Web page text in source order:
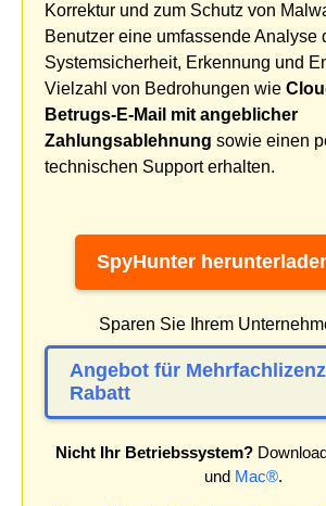
Korrektur und zum Schutz von
Benutzer eine umfassende Analyse
Systemsicherheit, Erkennung und
Vielzahl von Bedrohungen wie
Betrugs-E-Mail mit angeblicher
Zahlungsablehnung sowie einen
technischen Support erhalten.
SpyHunter
Sparen Sie Ihrem
Angebot für
Rabatt
Nicht Ihr Betriebssystem?
und Mac®.